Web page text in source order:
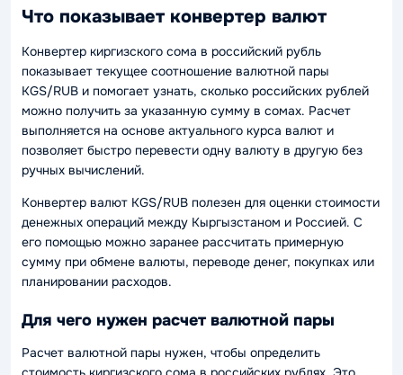
Что показывает конвертер валют
Конвертер киргизского сома в российский рубль
показывает текущее соотношение валютной пары
KGS/RUB и помогает узнать, сколько российских рублей
можно получить за указанную сумму в сомах. Расчет
выполняется на основе актуального курса валют и
позволяет быстро перевести одну валюту в другую без
ручных вычислений.
Конвертер валют KGS/RUB полезен для оценки стоимости
денежных операций между Кыргызстаном и Россией. С
его помощью можно заранее рассчитать примерную
сумму при обмене валюты, переводе денег, покупках или
планировании расходов.
Для чего нужен расчет валютной пары
Расчет валютной пары нужен, чтобы определить